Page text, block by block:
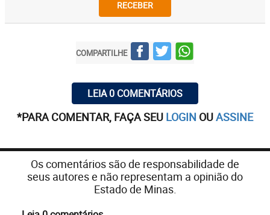
RECEBER
COMPARTILHE
LEIA 0 COMENTÁRIOS
*PARA COMENTAR, FAÇA SEU LOGIN OUASSINE
Os comentários são de responsabilidade de
seus autores e não representam a opinião do
Estado de Minas.